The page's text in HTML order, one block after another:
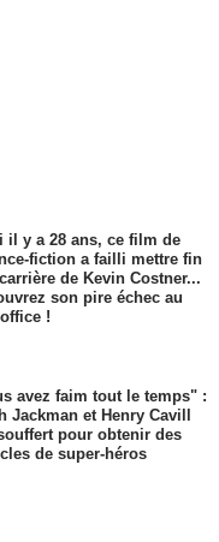
il y a 28 ans, ce film de
fiction a failli mettre fin
de Kevin Costner...
son pire échec au
!
avez faim tout le temps" :
Jackman et Henry Cavill
pour obtenir des
de super-héros